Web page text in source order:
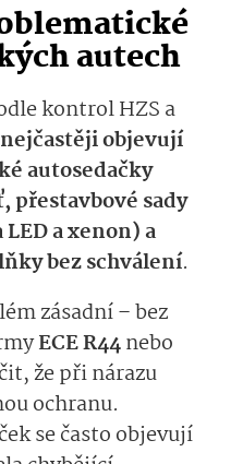
autech
kontrol HZS a
nejčastěji objevují
autosedačky
sady
a xenon) a
bez schválení.
zásadní – bez
ECE R44nebo
že při nárazu
ochranu.
se často objevují